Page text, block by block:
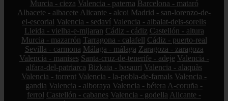
Murcia - cieza Valencia - paterna Barcelona - mataró
Albacete - albacete Alicante - alcoi Madrid - san-lorenzo-de-
el-escorial Valencia - sedaví Valencia - albalat-dels-sorells
Lleida - vielha-e-mijaran Cádiz - cádiz Castellón - altura
Murcia - mazarrón Tarragona - calafell Cádiz - puerto-real
Sevilla - carmona Málaga - málaga Zaragoza - zaragoza
Valencia - manises Santa-cruz-de-tenerife - adeje Valencia -
alfara-del-patriarca Bizkaia - basauri Valencia - alaquàs
Valencia - torrent Valencia - la-pobla-de-farnals Valencia -
gandia Valencia - alboraya Valencia - bétera A-coruña -
ferrol Castellón - cabanes Valencia - godella Alicante -